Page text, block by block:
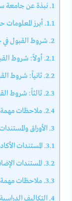
1. نبذة عن جامعة
1.1. أبرز
2. شروط القبول في
2.1. أولاً: شروط
2.2. ثانياً: شروط
2.3. ثالثاً: شروط
2.4. ملاحظات
3. الأوراق
3.1. المستندات
3.2. المستندات
3.3. ملاحظات مهمة
4. التكاليف